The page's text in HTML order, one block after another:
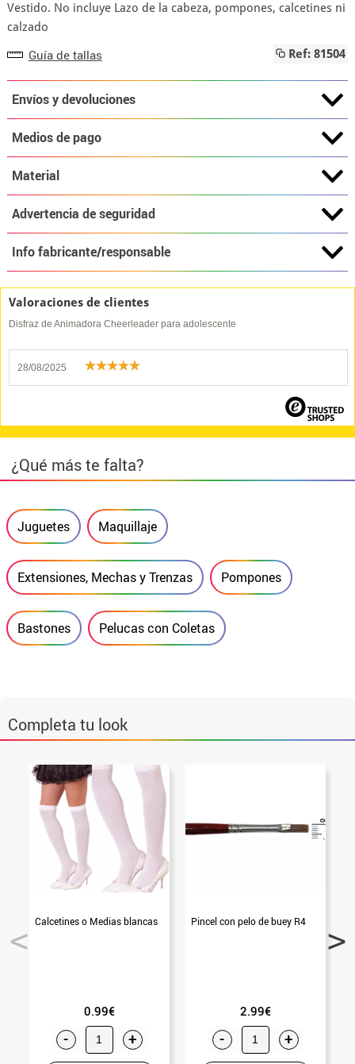
Vestido. No incluye Lazo de la cabeza, pompones, calcetines ni
calzado
Guía de tallas Ref: 81504
Envíos y devoluciones
Medios de pago
Material
Advertencia de seguridad
Info fabricante/responsable
Valoraciones de clientes
Disfraz de Animadora Cheerleader para adolescente
28/08/2025
¿Qué más te falta?
Juguetes Maquillaje
Extensiones, Mechas y Trenzas Pompones
Bastones Pelucas con Coletas
Completa tu look
Calcetines o Medias blancas
0.99€
- +
Pincel con pelo de buey R4
2.99€
- +